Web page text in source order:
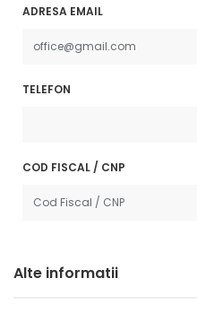
ADRESA EMAIL
TELEFON
COD FISCAL / CNP
Alte informatii